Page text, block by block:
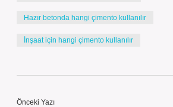
Hazır betonda hangi çimento kullanılır
İnşaat için hangi çimento kullanılır
Önceki Yazı